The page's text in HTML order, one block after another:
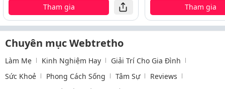
Tham gia Tham gia
Chuyên mục Webtretho
Làm Mẹ Kinh Nghiệm Hay
Giải Trí Cho Gia Đình
Sức Khoẻ
Phong Cách Sống Tâm Sự
Reviews